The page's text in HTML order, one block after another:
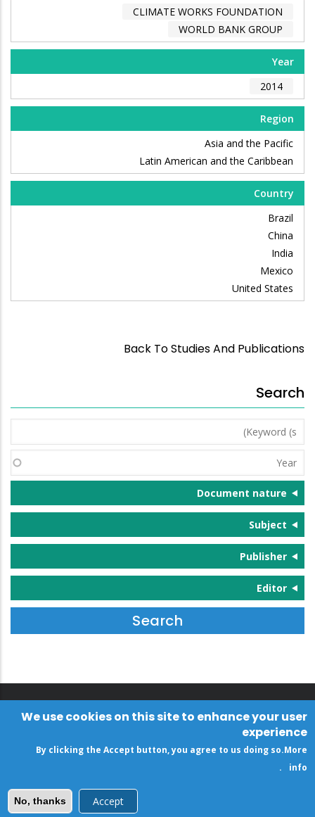
CLIMATE WORKS FOUNDATION
WORLD BANK GROUP
Year
2014
Region
Asia and the Pacific
Latin American and the Caribbean
Country
Brazil
China
India
Mexico
United States
Back To Studies And Publications
Search
Keyword
(s)
Year
Document nature
Subject
Publisher
Editor
We use cookies on this site to enhance your user
experience
By clicking the Accept button, you agree to us doing so.More
info
.
Accept
No, thanks